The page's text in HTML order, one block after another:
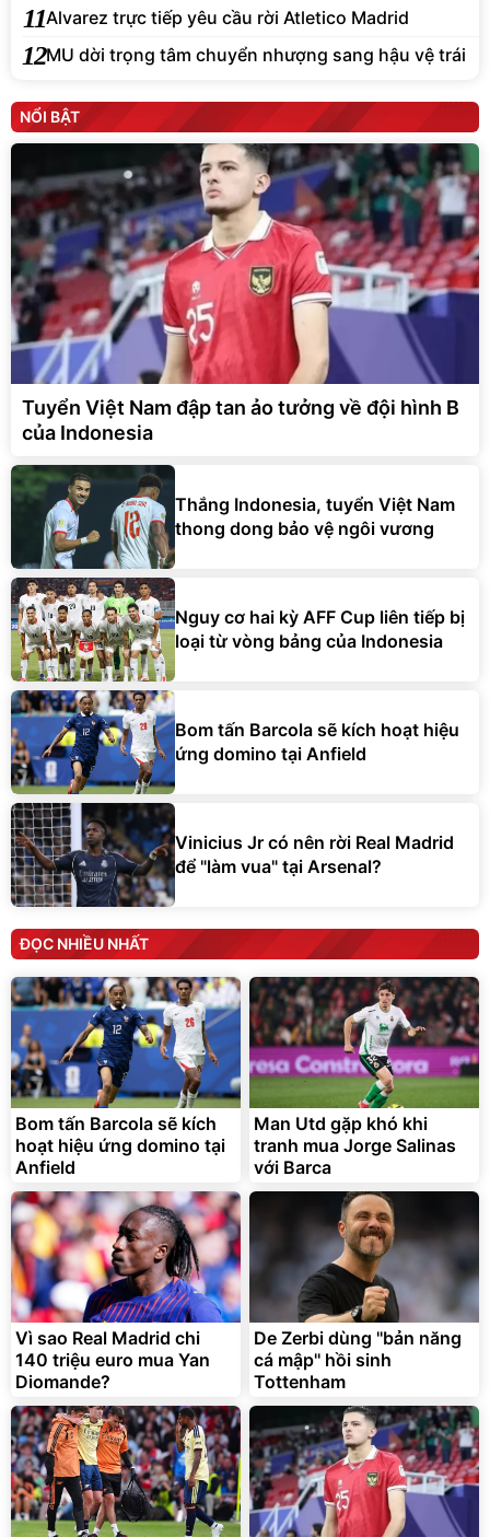
11Alvarez trực tiếp yêu cầu rời Atletico Madrid
12MU dời trọng tâm chuyển nhượng sang hậu vệ trái
NỔI BẬT
Tuyển Việt Nam đập tan ảo tưởng về đội hình B
của Indonesia
Thắng Indonesia, tuyển Việt Nam
thong dong bảo vệ ngôi vương
Nguy cơ hai kỳ AFF Cup liên tiếp bị
loại từ vòng bảng của Indonesia
Bom tấn Barcola sẽ kích hoạt hiệu
ứng domino tại Anfield
Vinicius Jr có nên rời Real Madrid
để "làm vua" tại Arsenal?
ĐỌC NHIỀU NHẤT
Bom tấn Barcola sẽ kích
hoạt hiệu ứng domino tại
Anfield
Man Utd gặp khó khi
tranh mua Jorge Salinas
với Barca
Vì sao Real Madrid chi
140 triệu euro mua Yan
Diomande?
De Zerbi dùng ''bản năng
cá mập'' hồi sinh
Tottenham